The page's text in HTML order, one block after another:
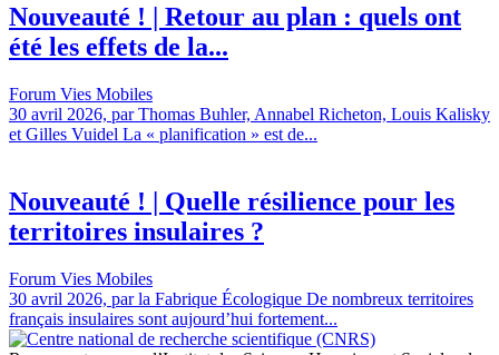
Nouveauté ! | Retour au plan : quels ont
été les effets de la...
Forum Vies Mobiles
30 avril 2026, par Thomas Buhler, Annabel Richeton, Louis Kalisky
et Gilles Vuidel La « planification » est de...
Nouveauté ! | Quelle résilience pour les
territoires insulaires ?
Forum Vies Mobiles
30 avril 2026, par la Fabrique Écologique De nombreux territoires
français insulaires sont aujourd’hui fortement...